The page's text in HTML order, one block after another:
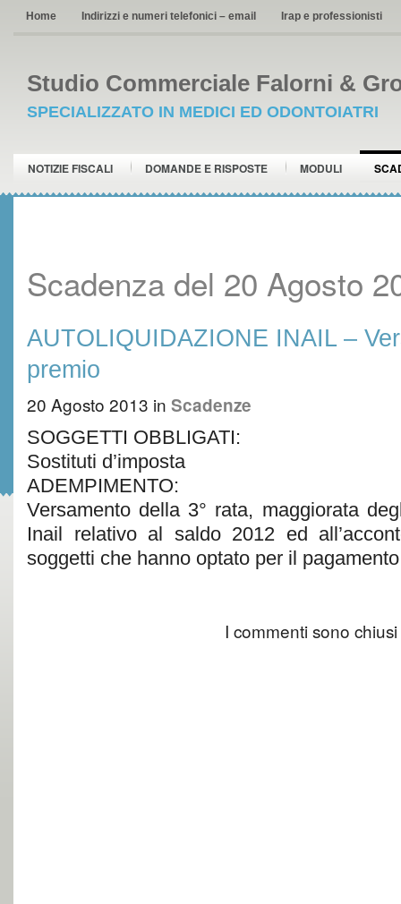
Home Indirizzi e numeri telefonici – email Irap e professionisti
Studio Commerciale Falorni &
SPECIALIZZATO IN MEDICI ED ODONTOIATRI
NOTIZIE FISCALI DOMANDE E RISPOSTE MODULI
Scadenza del 20 Agosto
AUTOLIQUIDAZIONE INAIL –
premio
20 Agosto 2013 in Scadenze
SOGGETTI OBBLIGATI:
Sostituti d’imposta
ADEMPIMENTO:
Versamento della 3° rata, maggiorata
Inail relativo al saldo 2012 ed
soggetti che hanno optato per il
I commenti sono chiusi